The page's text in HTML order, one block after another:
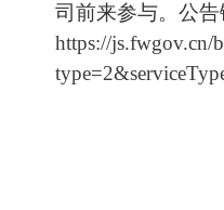
司前来参与。公告
https://js.fwgov.cn/